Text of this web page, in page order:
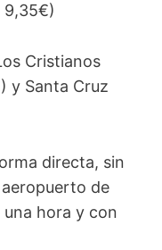
9,35€)
Cristianos
y Santa Cruz
directa, sin
de
hora y con